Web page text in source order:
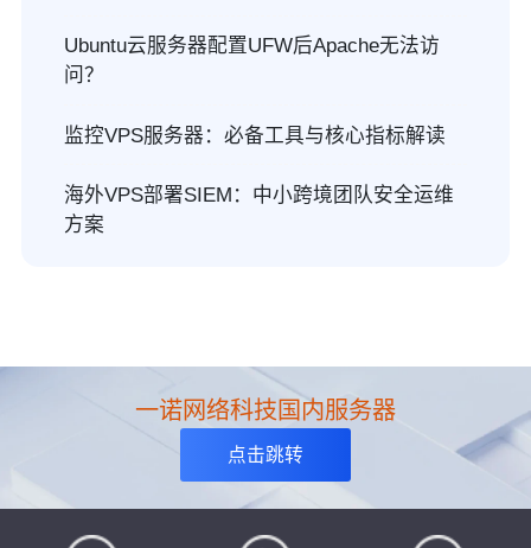
Ubuntu云服务器配置UFW后Apache无法访
问？
监控VPS服务器：必备工具与核心指标解读
海外VPS部署SIEM：中小跨境团队安全运维
方案
一诺网络科技国内服务器
点击跳转